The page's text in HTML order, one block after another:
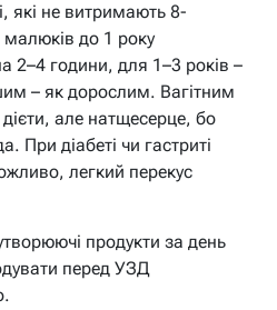
які не витримають 8-
до 1 року
2–4 години, для 1–3 років –
– як дорослим. Вагітним
але натщесерце, бо
При діабеті чи гастриті
легкий перекус
продукти за день
перед УЗД